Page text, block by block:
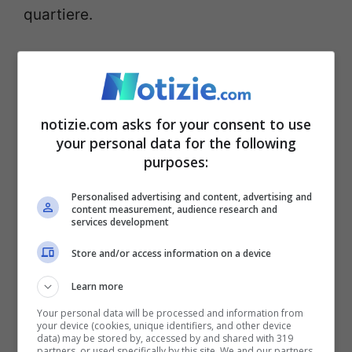
quartiere.
Napoli, donna ferita con
l’acido: le indagini dei
Carabinieri
notizie.com asks for your consent to use
your personal data for the following
purposes:
Personalised advertising and content, advertising and
content measurement, audience research and
services development
Store and/or access information on a device
Learn more
Your personal data will be processed and information from
your device (cookies, unique identifiers, and other device
data) may be stored by, accessed by and shared with 319